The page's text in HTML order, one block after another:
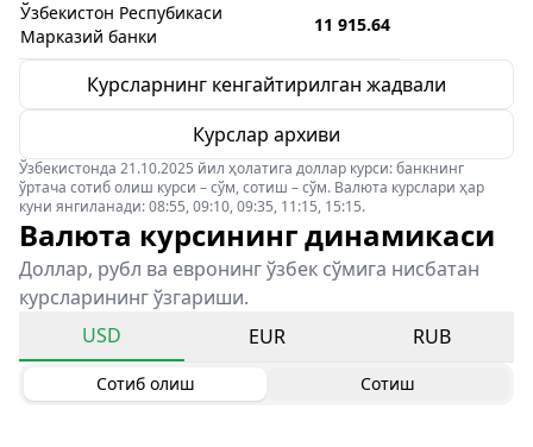
Ўзбекистон Респубикаси
Марказий банки
11 915.64
Курсларнинг кенгайтирилган жадвали
Курслар архиви
Ўзбекистонда 21.10.2025 йил ҳолатига доллар курси: банкнинг
ўртача сотиб олиш курси – сўм, сотиш – сўм. Валюта курслари ҳар
куни янгиланади: 08:55, 09:10, 09:35, 11:15, 15:15.
Валюта курсининг динамикаси
Доллар, рубл ва евронинг ўзбек сўмига нисбатан
курсларининг ўзгариши.
USD
EUR RUB
Сотиб олиш Сотиш